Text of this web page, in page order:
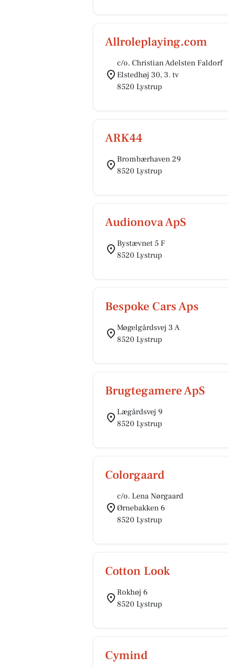
Allroleplaying.com
c/o. Christian Adelsten Faldorf
Elstedhøj 30, 3. tv
8520 Lystrup
ARK44
Brombærhaven 29
8520 Lystrup
Audionova ApS
Bystævnet 5 F
8520 Lystrup
Bespoke Cars Aps
Møgelgårdsvej 3 A
8520 Lystrup
Brugtegamere ApS
Lægårdsvej 9
8520 Lystrup
Colorgaard
c/o. Lena Nørgaard
Ørnebakken 6
8520 Lystrup
Cotton Look
Rokhøj 6
8520 Lystrup
Cymind